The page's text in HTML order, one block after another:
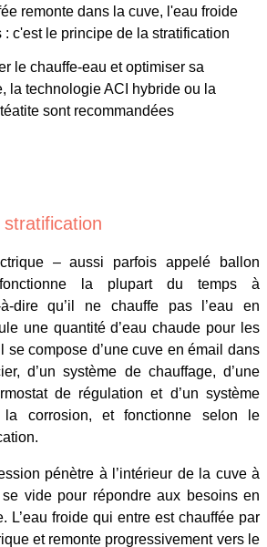
remonte dans la cuve, l'eau froide
: c'est le principe de la stratification
le chauffe-eau et optimiser sa
la technologie ACI hybride ou la
sont recommandées
– aussi parfois appelé ballon
la plupart du temps à
à-dire qu’il ne chauffe pas l’eau en
une quantité d’eau chaude pour les
se compose d’une cuve en émail dans
d’un système de chauffage, d’une
de régulation et d’un système
corrosion, et fonctionne selon le
pénètre à l’intérieur de la cuve à
vide pour répondre aux besoins en
L’eau froide qui entre est chauffée par
et remonte progressivement vers le